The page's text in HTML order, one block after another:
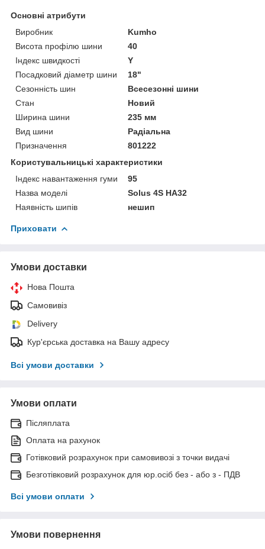
Основні атрибути
Виробник
Kumho
Висота профілю шини
40
Індекс швидкості
Y
Посадковий діаметр шини
18"
Сезонність шин
Всесезонні шини
Стан
Новий
Ширина шини
235 мм
Вид шини
Радіальна
Призначення
801222
Користувальницькі характеристики
Індекс навантаження гуми
95
Назва моделі
Solus 4S HA32
Наявність шипів
нешип
Приховати
Умови доставки
Нова Пошта
Самовивіз
Delivery
Кур'єрська доставка на Вашу адресу
Всі умови доставки
Умови оплати
Післяплата
Оплата на рахунок
Готівковий розрахунок при самовивозі з точки видачі
Безготівковий розрахунок для юр.осіб без - або з - ПДВ
Всі умови оплати
Умови повернення